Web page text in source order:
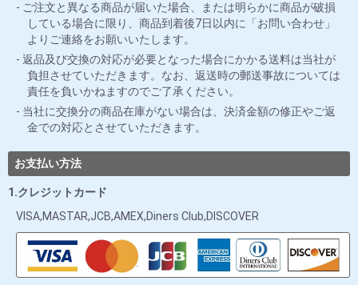
ご注文と異なる商品が届いた場合、または明らかに商品が破損
している場合に限り、商品到着後7日以内に「お問い合わせ」
よりご連絡をお願いいたします。
返品及び交換の対応が必要となった場合にかかる送料は当社が
負担させていただきます。なお、返送時の郵送事故については
責任を負いかねますのでご了承ください。
当社に交換分の商品在庫がない場合は、決済金額の修正やご返
金での対応とさせていただきます。
お支払い方法
1.クレジットカード
VISA,MASTAR,JCB,AMEX,Diners Club,DISCOVER